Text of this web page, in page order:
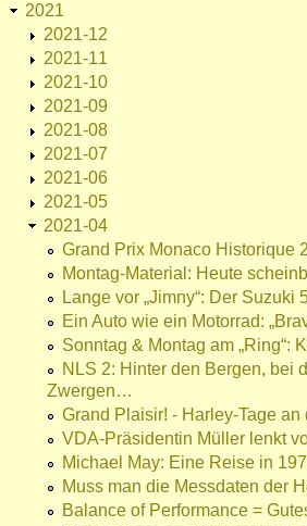
2021
2021-12
2021-11
2021-10
2021-09
2021-08
2021-07
2021-06
2021-05
2021-04
Grand Prix Monaco Historique
Montag-Material: Heute
Lange vor „Jimny“: Der Suzuki
Ein Auto wie ein Motorrad:
Sonntag & Montag am „Ring“:
NLS 2: Hinter den Bergen, bei
Zwergen…
Grand Plaisir! - Harley-Tage an
VDA-Präsidentin Müller lenkt
Michael May: Eine Reise in
Muss man die Messdaten der
Balance of Performance =